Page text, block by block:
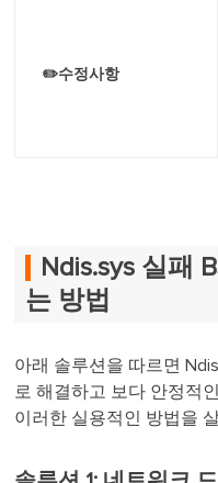
✏️수정사항
Ndis.sys 실패
는 방법
아래 솔루션을 따르면
로 해결하고 보다 안정적
이러한 실용적인 방법을